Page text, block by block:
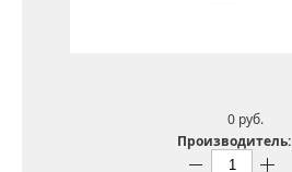
0 pуб.
Производитель: